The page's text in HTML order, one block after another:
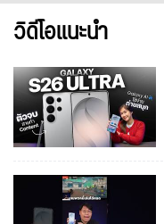
วิดีโอแนะนำ